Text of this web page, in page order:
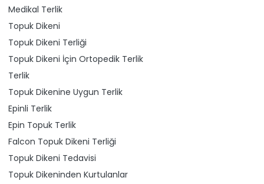
Medikal Terlik
Topuk Dikeni
Topuk Dikeni Terliği
Topuk Dikeni İçin Ortopedik Terlik
Terlik
Topuk Dikenine Uygun Terlik
Epinli Terlik
Epin Topuk Terlik
Falcon Topuk Dikeni Terliği
Topuk Dikeni Tedavisi
Topuk Dikeninden Kurtulanlar